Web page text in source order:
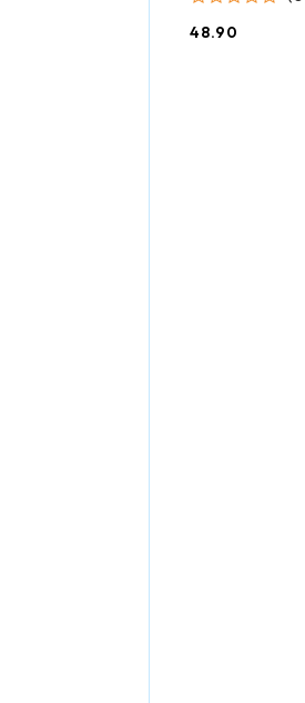
Cena:
48.90